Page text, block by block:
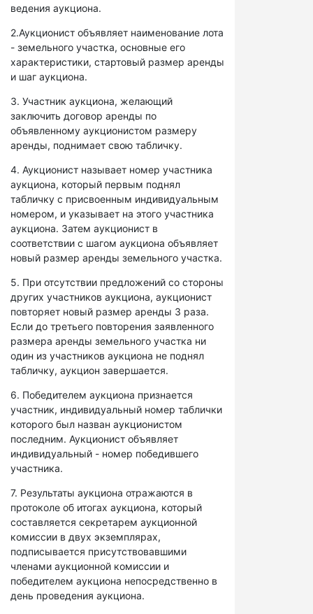
ведения аукциона.
2.Аукционист объявляет наименование лота
- земельного участка, основные его
характеристики, стартовый размер аренды
и шаг аукциона.
3. Участник аукциона, желающий
заключить договор аренды по
объявленному аукционистом размеру
аренды, поднимает свою табличку.
4. Аукционист называет номер участника
аукциона, который первым поднял
табличку с присвоенным индивидуальным
номером, и указывает на этого участника
аукциона. Затем аукционист в
соответствии с шагом аукциона объявляет
новый размер аренды земельного участка.
5. При отсутствии предложений со стороны
других участников аукциона, аукционист
повторяет новый размер аренды 3 раза.
Если до третьего повторения заявленного
размера аренды земельного участка ни
один из участников аукциона не поднял
табличку, аукцион завершается.
6. Победителем аукциона признается
участник, индивидуальный номер таблички
которого был назван аукционистом
последним. Аукционист объявляет
индивидуальный - номер победившего
участника.
7. Результаты аукциона отражаются в
протоколе об итогах аукциона, который
составляется секретарем аукционной
комиссии в двух экземплярах,
подписывается присутствовавшими
членами аукционной комиссии и
победителем аукциона непосредственно в
день проведения аукциона.